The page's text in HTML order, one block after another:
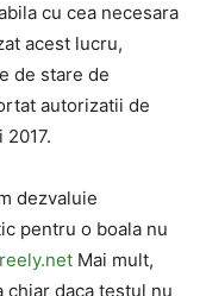
cu cea necesara
acest lucru,
de stare de
autorizatii de
dezvaluie
pentru o boala nu
Mai mult,
chiar daca testul nu